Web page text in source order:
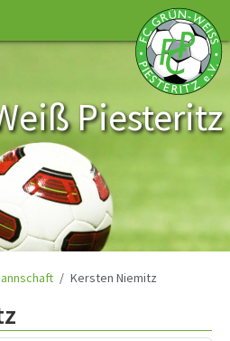
Piesteritz
Kersten Niemitz